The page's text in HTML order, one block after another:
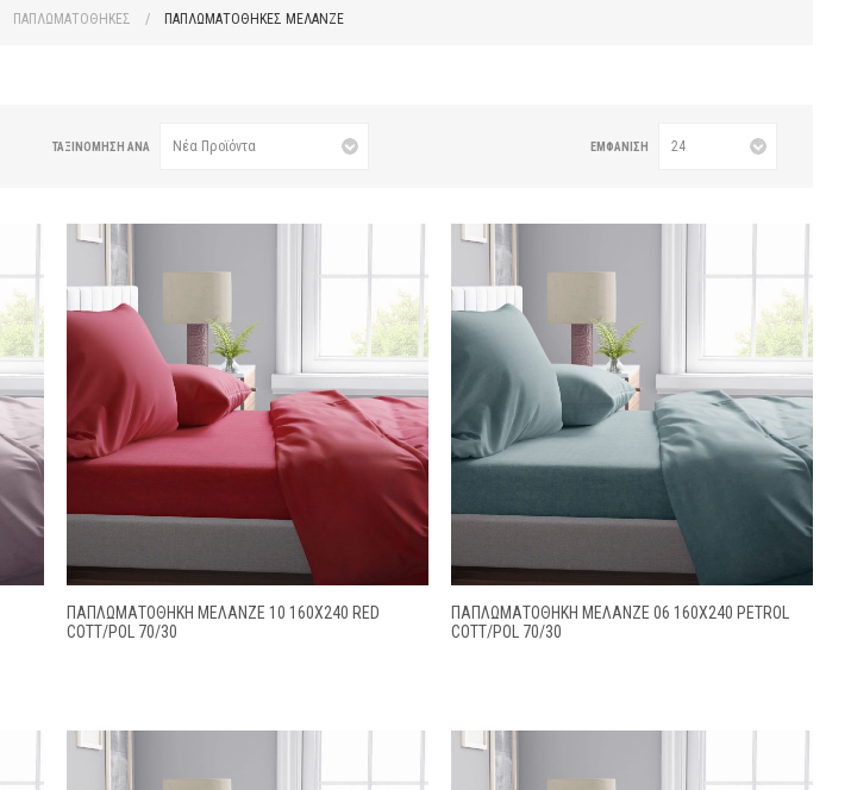
ΠΑΠΛΩΜΑΤΟΘΗΚΕΣ / ΠΑΠΛΩΜΑΤΟΘΗΚΕΣ ΜΕΛΑΝΖΕ
ΤΑΞΙΝΌΜΗΣΗ ΑΝΆ ΕΜΦΆΝΙΣΗ
ΠΑΠΛΩΜΑΤΟΘΗΚΗ ΜΕΛΑΝΖΈ 10 160X240 RED
COTT/POL 70/30
ΠΑΠΛΩΜΑΤΟΘΗΚΗ ΜΕΛΑΝΖΈ 06 160X240 PETROL
COTT/POL 70/30